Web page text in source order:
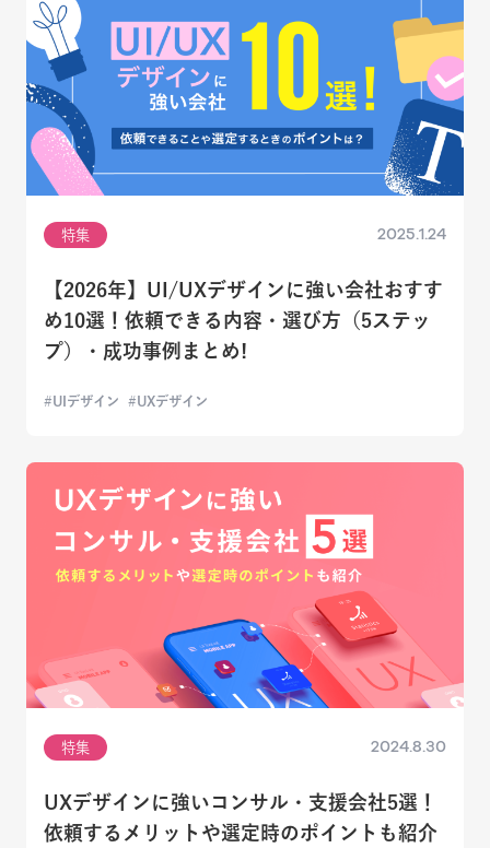
特集 2025.1.24
【2026年】UI/UXデザインに強い会社おすす
め10選！依頼できる内容・選び方（5ステッ
プ）・成功事例まとめ!
UIデザイン UXデザイン
特集 2024.8.30
UXデザインに強いコンサル・支援会社5選！
依頼するメリットや選定時のポイントも紹介